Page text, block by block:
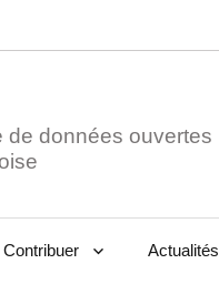
de données ouvertes
Contribuer Actualités